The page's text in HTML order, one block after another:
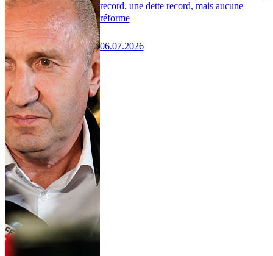
record, une dette record, mais aucune
réforme
06.07.2026